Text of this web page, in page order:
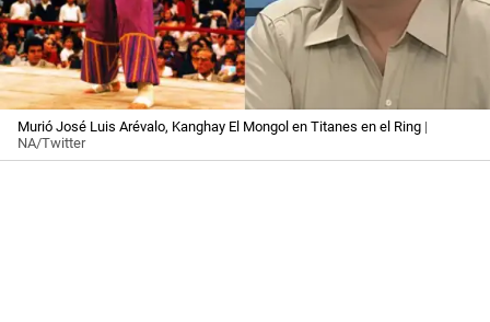
Murió José Luis Arévalo, Kanghay El Mongol en Titanes en el Ring |
NA/Twitter